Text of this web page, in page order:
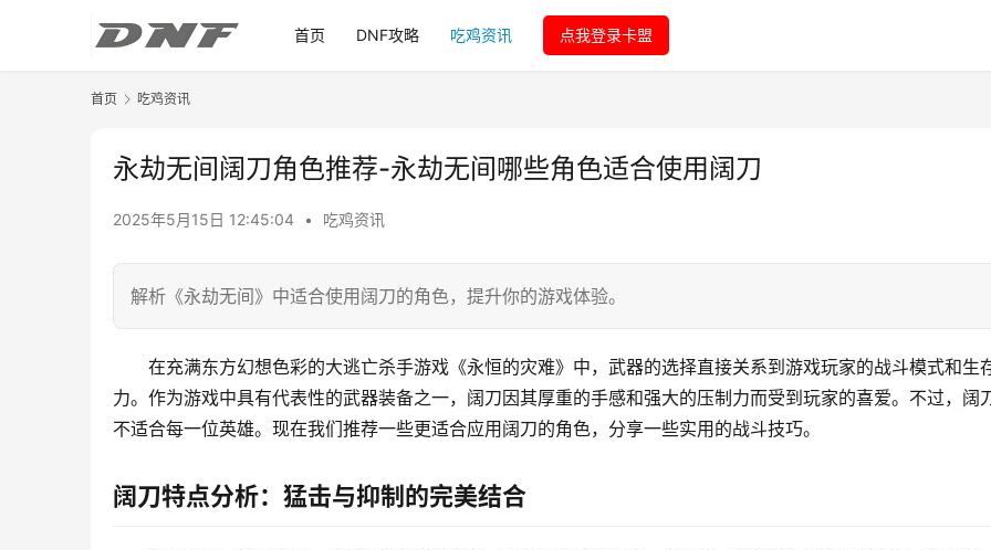
首页 DNF攻略 吃鸡资讯 点我登录卡盟
首页 吃鸡资讯
永劫无间阔刀角色推荐-永劫无间哪些角色适合使用阔刀
2025年5月15日 12:45:04 • 吃鸡资讯
解析《永劫无间》中适合使用阔刀的角色，提升你的游戏体验。
在充满东方幻想色彩的大逃亡杀手游戏《永恒的灾难》中，武器的选择直接关系到游戏玩家的战斗模式和生
力。作为游戏中具有代表性的武器装备之一，阔刀因其厚重的手感和强大的压制力而受到玩家的喜爱。不过，阔
不适合每一位英雄。现在我们推荐一些更适合应用阔刀的角色，分享一些实用的战斗技巧。
阔刀特点分析：猛击与抑制的完美结合